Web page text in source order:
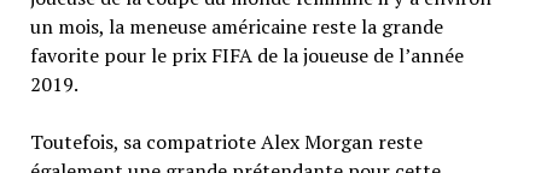
un mois, la meneuse américaine reste la grande
favorite pour le prix FIFA de la joueuse de l’année
2019.
Toutefois, sa compatriote Alex Morgan reste